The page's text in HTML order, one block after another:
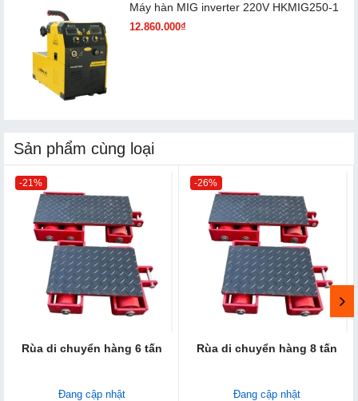
Máy hàn MIG inverter 220V HKMIG250-1
12.860.000₫
Sản phẩm cùng loại
-21%
Rùa di chuyển hàng 6 tấn
Đang cập nhật
-26%
Rùa di chuyển hàng 8 tấn
Đang cập nhật